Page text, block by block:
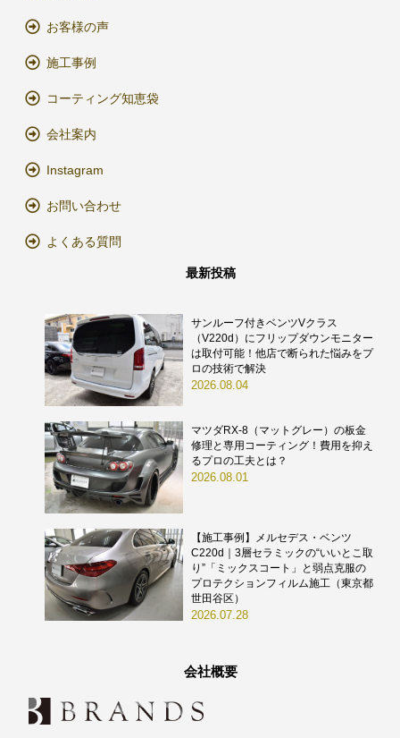
お客様の声
施工事例
コーティング知恵袋
会社案内
Instagram
お問い合わせ
よくある質問
最新投稿
サンルーフ付きベンツVクラス
（V220d）にフリップダウンモニター
は取付可能！他店で断られた悩みをプ
ロの技術で解決
2026.08.04
マツダRX-8（マットグレー）の板金
修理と専用コーティング！費用を抑え
るプロの工夫とは？
2026.08.01
【施工事例】メルセデス・ベンツ
C220d｜3層セラミックの“いいとこ取
り”「ミックスコート」と弱点克服の
プロテクションフィルム施工（東京都
世田谷区）
2026.07.28
会社概要